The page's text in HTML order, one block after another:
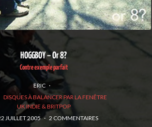
HOGGBOY – Or 8?
Contre exemple parfait
ERIC ·
DISQUES À BALANCER PAR LA FENÊTRE
UK INDIE & BRITPOP
JUILLET 2005 · 2 COMMENTAIRES